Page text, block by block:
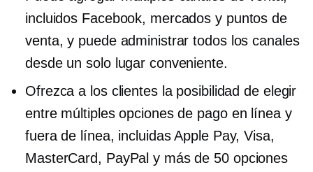
incluidos Facebook, mercados y puntos de
venta, y puede administrar todos los canales
desde un solo lugar conveniente.
Ofrezca a los clientes la posibilidad de elegir
entre múltiples opciones de pago en línea y
fuera de línea, incluidas Apple Pay, Visa,
MasterCard, PayPal y más de 50 opciones